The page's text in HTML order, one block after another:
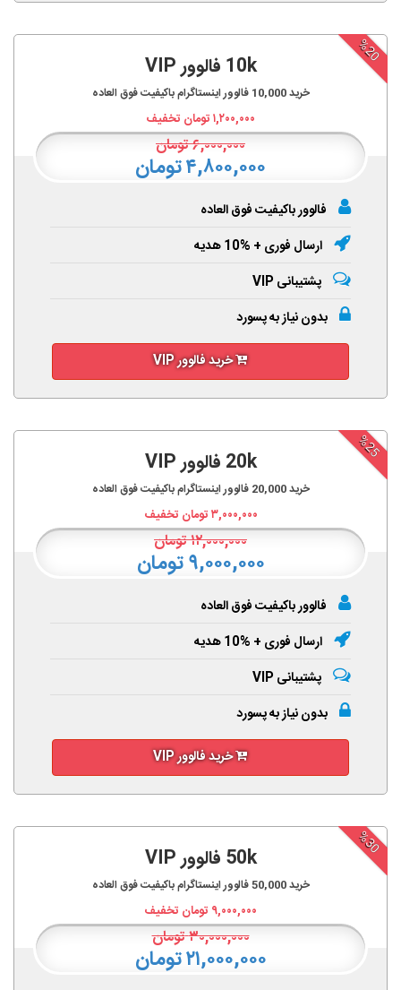
%20
10k فالوور VIP
خرید10,000 فالوور اینستاگرام باکیفیت فوق العاده
۱,۲۰۰,۰۰۰تومان تخفیف
۶,۰۰۰,۰۰۰تومان
۴,۸۰۰,۰۰۰ تومان
فالوور باکیفیت فوق العاده
ارسال فوری + %10 هدیه
پشتیبانی VIP
بدون نیاز به پسورد
خرید فالوور VIP
%25
20k فالوور VIP
خرید20,000 فالوور اینستاگرام باکیفیت فوق العاده
۳,۰۰۰,۰۰۰تومان تخفیف
۱۲,۰۰۰,۰۰۰تومان
۹,۰۰۰,۰۰۰ تومان
فالوور باکیفیت فوق العاده
ارسال فوری + %10 هدیه
پشتیبانی VIP
بدون نیاز به پسورد
خرید فالوور VIP
%30
50k فالوور VIP
خرید50,000فالوور اینستاگرام باکیفیت فوق العاده
۹,۰۰۰,۰۰۰ تومان تخفیف
۳۰,۰۰۰,۰۰۰تومان
۲۱,۰۰۰,۰۰۰ تومان